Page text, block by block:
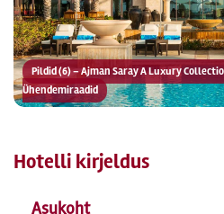
Pildid (6) – Ajman Saray A Luxury
Ühendemiraadid
Hotelli kirjeldus
Asukoht